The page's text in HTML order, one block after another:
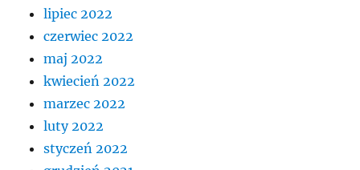
lipiec 2022
czerwiec 2022
maj 2022
kwiecień 2022
marzec 2022
luty 2022
styczeń 2022